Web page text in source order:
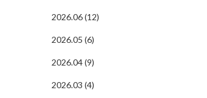
2026.06 (12)
2026.05 (6)
2026.04 (9)
2026.03 (4)